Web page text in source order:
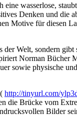
wasserlose,
Denken und
Motive für diesen
Welt, sondern
Norman
sowie physische
http://tinyurl.com/
Brücke vom
Bilder